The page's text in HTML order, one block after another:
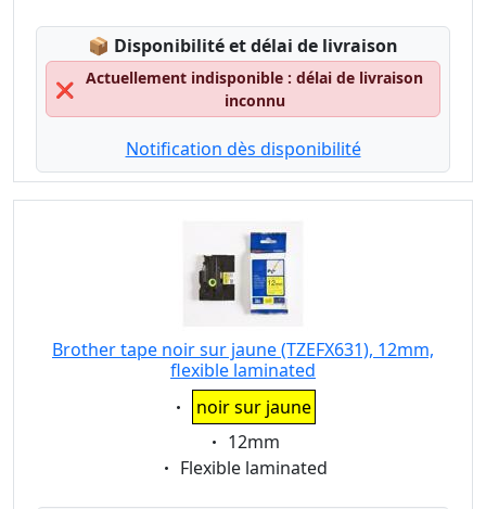
📦 Lagerstatus:
Disponibilité et délai de livraison
❌
Actuellement indisponible : délai de livraison
inconnu
Notification dès disponibilité
Brother tape noir sur jaune (TZEFX631), 12mm,
flexible laminated
Eigenschaft:
noir sur jaune
Eigenschaft:
12mm
Eigenschaft:
Flexible laminated